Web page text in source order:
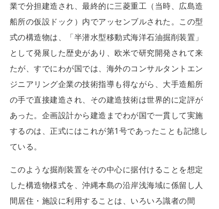
業で分担建造され、最終的に三菱重工（当時、広島造
船所の仮設ドック）内でアッセンブルされた。この型
式の構造物は、「半潜水型移動式海洋石油掘削装置」
として発展した歴史があり、欧米で研究開発されて来
たが、すでにわが国では、海外のコンサルタントエン
ジニアリング企業の技術指導も得ながら、大手造船所
の手で直接建造され、その建造技術は世界的に定評が
あった。企画設計から建造までわが国で一貫して実施
するのは、正式にはこれが第1号であったことも記憶し
ている。
このような掘削装置をその中心に据付けることを想定
した構造物様式を、沖縄本島の沿岸浅海域に係留し人
間居住・施設に利用することは、いろいろ識者の間